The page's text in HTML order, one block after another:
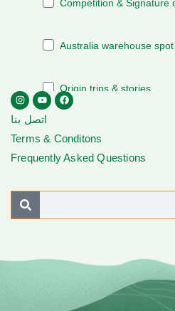
اتصل بنا
Terms & Conditons
Frequently Asked Questions